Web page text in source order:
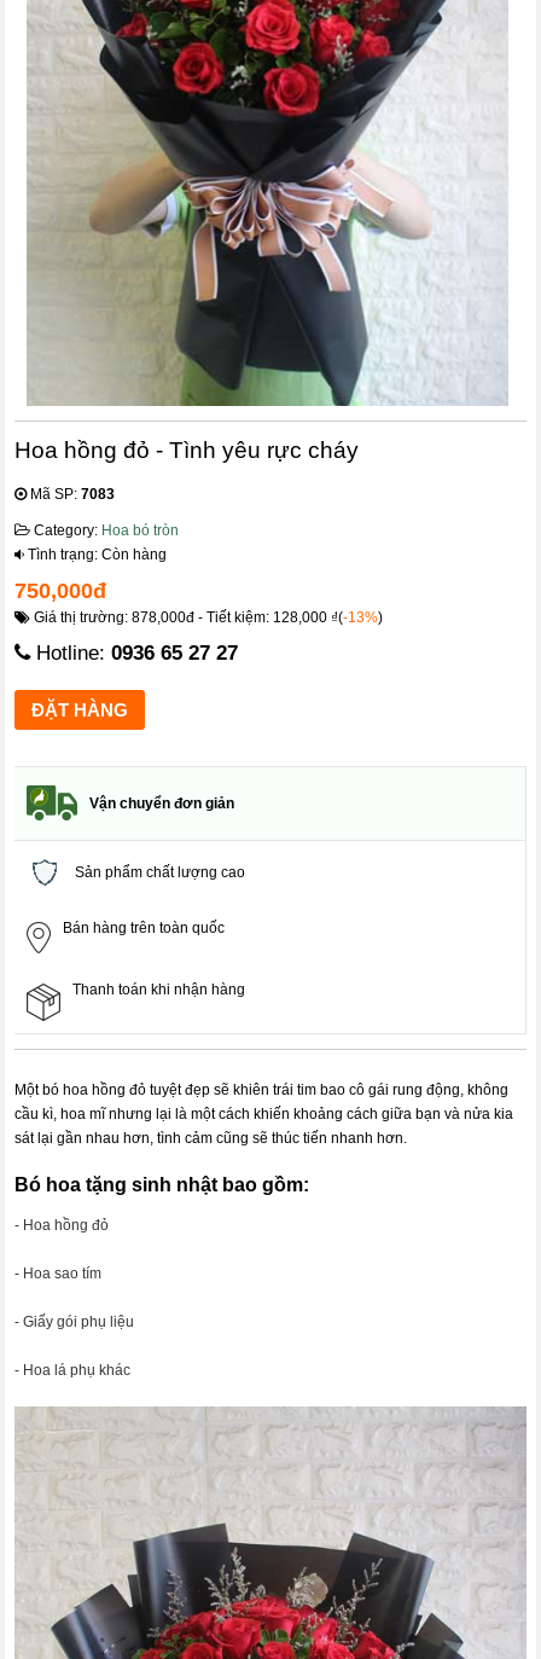
Hoa hồng đỏ - Tình yêu rực cháy
Mã SP:7083
Category: Hoa bó tròn
Tình trạng: Còn hàng
750,000đ
Giá thị trường: 878,000đ - Tiết kiệm: 128,000 ₫(-13%)
Hotline:0936 65 27 27
Vận chuyển đơn giản
Sản phẩm chất lượng cao
Bán hàng trên toàn quốc
Thanh toán khi nhận hàng
Một bó hoa hồng đỏ tuyệt đẹp sẽ khiên trái tim bao cô gái rung động, không
cầu kì, hoa mĩ nhưng lại là một cách khiến khoảng cách giữa bạn và nửa kia
sát lại gần nhau hơn, tình cảm cũng sẽ thúc tiến nhanh hơn.
Bó hoa tặng sinh nhật bao gồm:
- Hoa hồng đỏ
- Hoa sao tím
- Giấy gói phụ liệu
- Hoa lá phụ khác